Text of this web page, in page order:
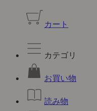
カート
カテゴリ
お買い物
読み物